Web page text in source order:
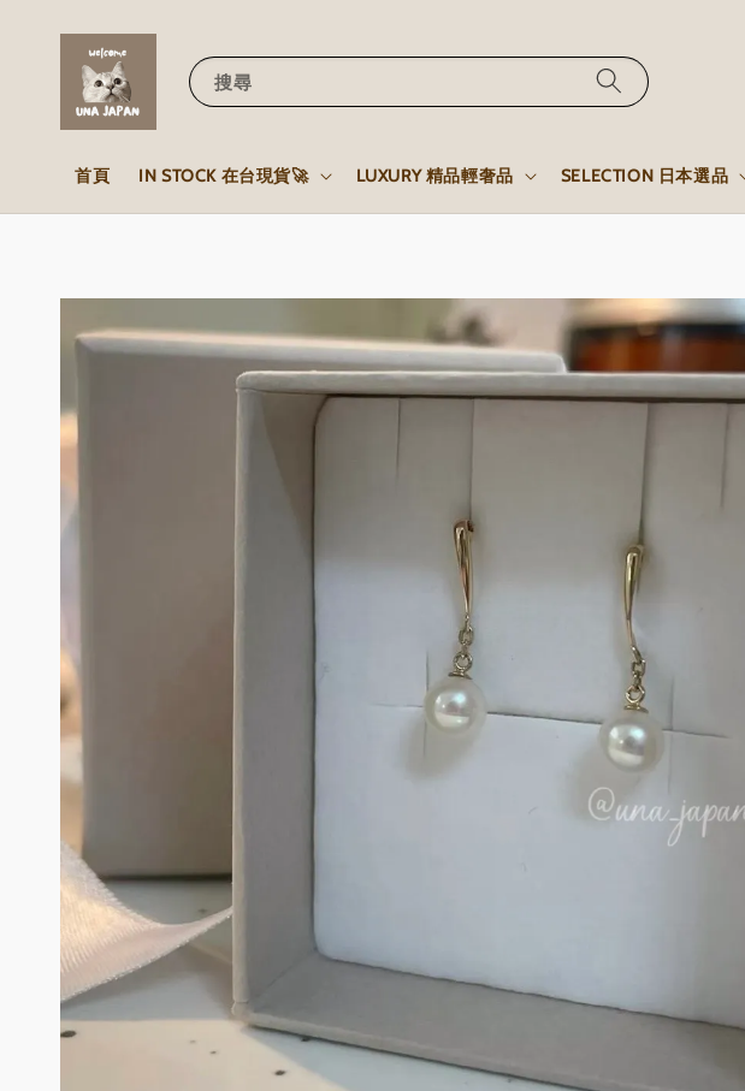
搜尋
首頁 IN STOCK 在台現貨🚀 LUXURY 精品輕奢品 SELECTION 日本選品